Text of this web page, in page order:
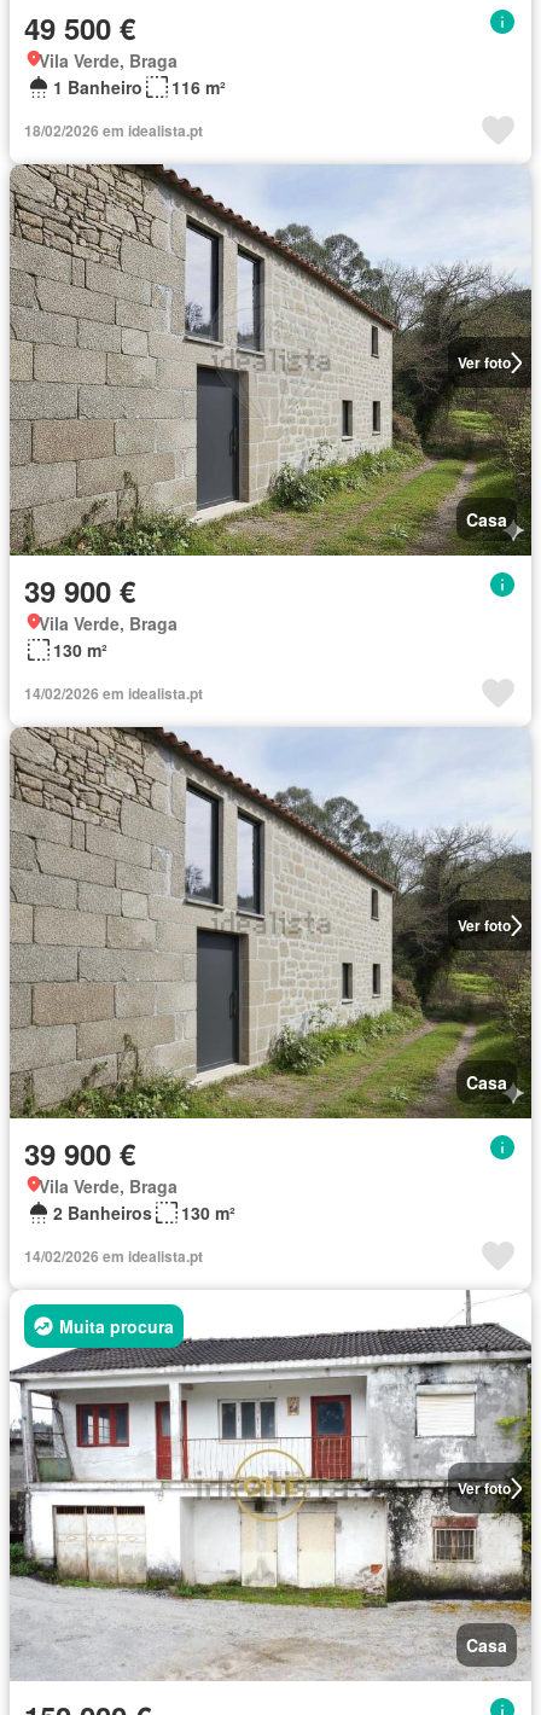
49 500 €
Vila Verde, Braga
1 Banheiro
116 m²
18/02/2026 em idealista.pt
Ver foto
Casa
39 900 €
Vila Verde, Braga
130 m²
14/02/2026 em idealista.pt
Ver foto
Casa
39 900 €
Vila Verde, Braga
2 Banheiros
130 m²
14/02/2026 em idealista.pt
Ver foto
Muita procura
Casa